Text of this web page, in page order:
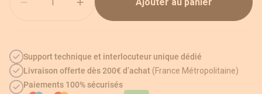
Support technique et interlocuteur unique dédié
Livraison offerte dès 200€ d’achat (France Métropolitaine)
Paiements 100% sécurisés